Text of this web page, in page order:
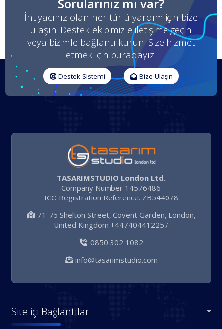
Sorularınız mı var?
İhtiyacınız olan her türlü yardım için bize
ulaşın. Destek ekibimizle iletişime geçin
veya bizimle bağlantı kurun. Size hizmet
etmek için buradayız!
Destek Sistemi Bize Ulaşın
TASARIMSTUDIO London Ltd.
Company Number 14576486
ICO Registration Reference: ZB544078
71-75 Shelton Street, Covent Garden, London,
United Kingdom +447404412257
0850 302 1082
info@tasarimstudio.com
Site içi Bağlantılar